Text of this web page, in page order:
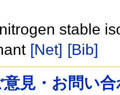
stable
[Net] [Bib]
意見・お問い